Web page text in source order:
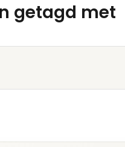
getagd met